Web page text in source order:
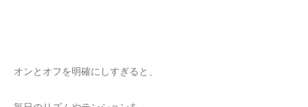
オンとオフを明確にしすぎると、